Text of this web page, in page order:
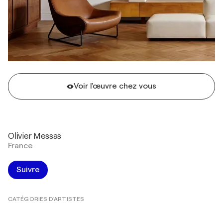
Voir l'œuvre chez vous
Olivier Messas
France
Suivre
CATÉGORIES D'ARTISTES